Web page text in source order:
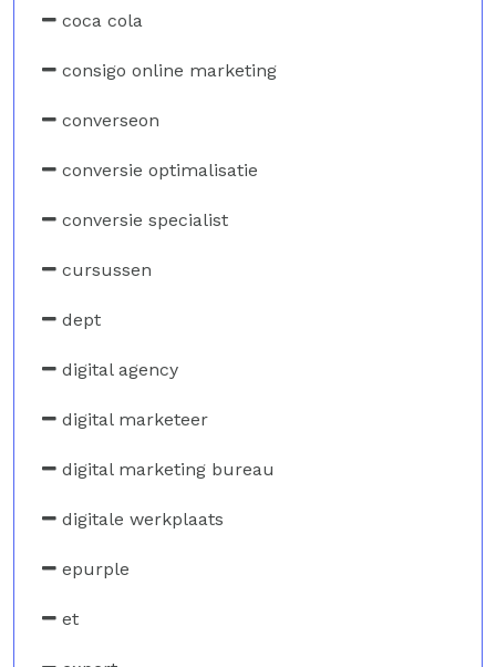
coca cola
consigo online marketing
converseon
conversie optimalisatie
conversie specialist
cursussen
dept
digital agency
digital marketeer
digital marketing bureau
digitale werkplaats
epurple
et